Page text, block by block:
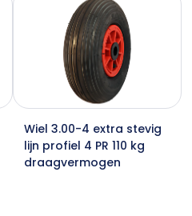
Wiel 3.00-4 extra stevig
lijn profiel 4 PR 110 kg
draagvermogen